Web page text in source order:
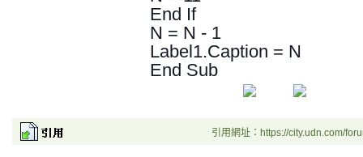
End If
N = N - 1
Label1.Caption = N
End Sub
引用網址：https://city.udn.com/